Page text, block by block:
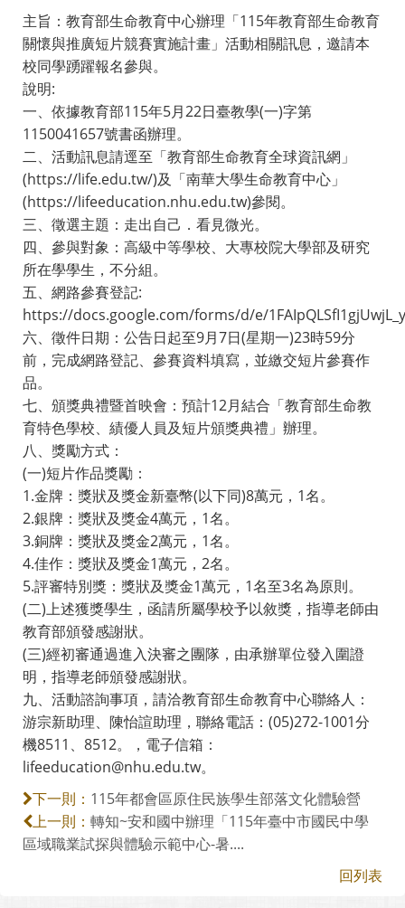
主旨：教育部生命教育中心辦理「115年教育部生命教育
關懷與推廣短片競賽實施計畫」活動相關訊息，邀請本
校同學踴躍報名參與。
說明:
一、依據教育部115年5月22日臺教學(一)字第
1150041657號書函辦理。
二、活動訊息請逕至「教育部生命教育全球資訊網」
(https://life.edu.tw/)及「南華大學生命教育中心」
(https://lifeeducation.nhu.edu.tw)參閱。
三、徵選主題：走出自己．看見微光。
四、參與對象：高級中等學校、大專校院大學部及研究
所在學學生，不分組。
五、網路參賽登記:
https://docs.google.com/forms/d/e/
六、徵件日期：公告日起至9月7日(星期一)23時59分
前，完成網路登記、參賽資料填寫，並繳交短片參賽作
品。
七、頒獎典禮暨首映會：預計12月結合「教育部生命教
育特色學校、績優人員及短片頒獎典禮」辦理。
八、獎勵方式：
(一)短片作品獎勵：
1.金牌：獎狀及獎金新臺幣(以下同)8萬元，1名。
2.銀牌：獎狀及獎金4萬元，1名。
3.銅牌：獎狀及獎金2萬元，1名。
4.佳作：獎狀及獎金1萬元，2名。
5.評審特別獎：獎狀及獎金1萬元，1名至3名為原則。
(二)上述獲獎學生，函請所屬學校予以敘獎，指導老師由
教育部頒發感謝狀。
(三)經初審通過進入決審之團隊，由承辦單位發入圍證
明，指導老師頒發感謝狀。
九、活動諮詢事項，請洽教育部生命教育中心聯絡人：
游宗新助理、陳怡諠助理，聯絡電話：(05)272-1001分
機8511、8512。，電子信箱：
lifeeducation@nhu.edu.tw。
下一則： 115年都會區原住民族學生部落文化體驗營
上一則： 轉知~安和國中辦理「115年臺中市國民中學
區域職業試探與體驗示範中心-暑....
回列表